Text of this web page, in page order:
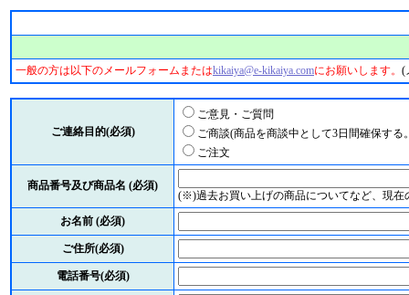
一般の方は以下のメールフォームまたはkikaiya@e-kikaiya.comにお願いします。 (
ご連絡目的(必須)
ご意見・ご質問
ご商談(商品を商談中として3日間確保する
ご注文
商品番号及び商品名 (必須)
(※)過去お買い上げの商品についてなど、現在
お名前 (必須)
ご住所(必須)
電話番号(必須)